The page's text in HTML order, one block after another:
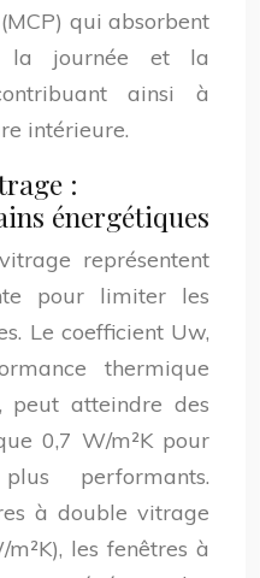
qui absorbent
la journée et la
ainsi à
intérieure.
:
énergétiques
représentent
pour limiter les
Le coefficient Uw,
thermique
peut atteindre des
0,7 W/m²K pour
performants.
à double vitrage
les fenêtres à